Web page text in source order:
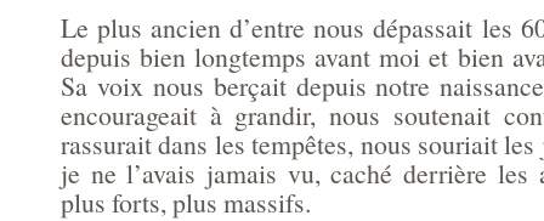
Le plus ancien d’entre nous dépassait les
depuis bien longtemps avant moi et bien
Sa voix nous berçait depuis notre
encourageait à grandir, nous soutenait
rassurait dans les tempêtes, nous souriait
je ne l’avais jamais vu, caché derrière les
plus forts, plus massifs.